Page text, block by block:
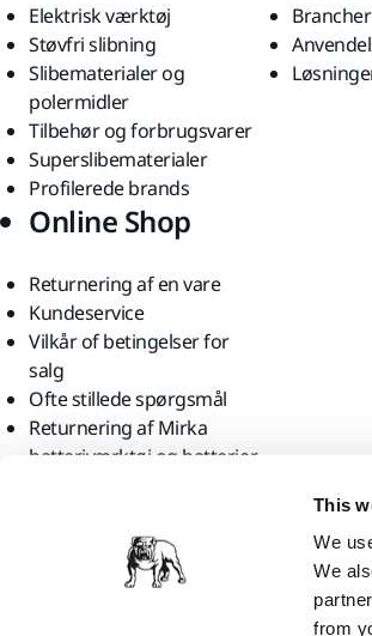
This
We
We
from
Elektrisk værktøj
Støvfri slibning
Slibematerialer og
polermidler
Tilbehør og forbrugsvarer
Superslibematerialer
Profilerede brands
Brancher
Online Shop
Returnering af en vare
Kundeservice
Vilkår of betingelser for
salg
Ofte stillede spørgsmål
Returnering af Mirka
batteriværktøj og batterier